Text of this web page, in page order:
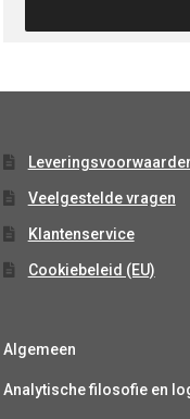
Veelgestelde vragen
Klantenservice
Cookiebeleid (EU)
Algemeen
Analytische filosofie en